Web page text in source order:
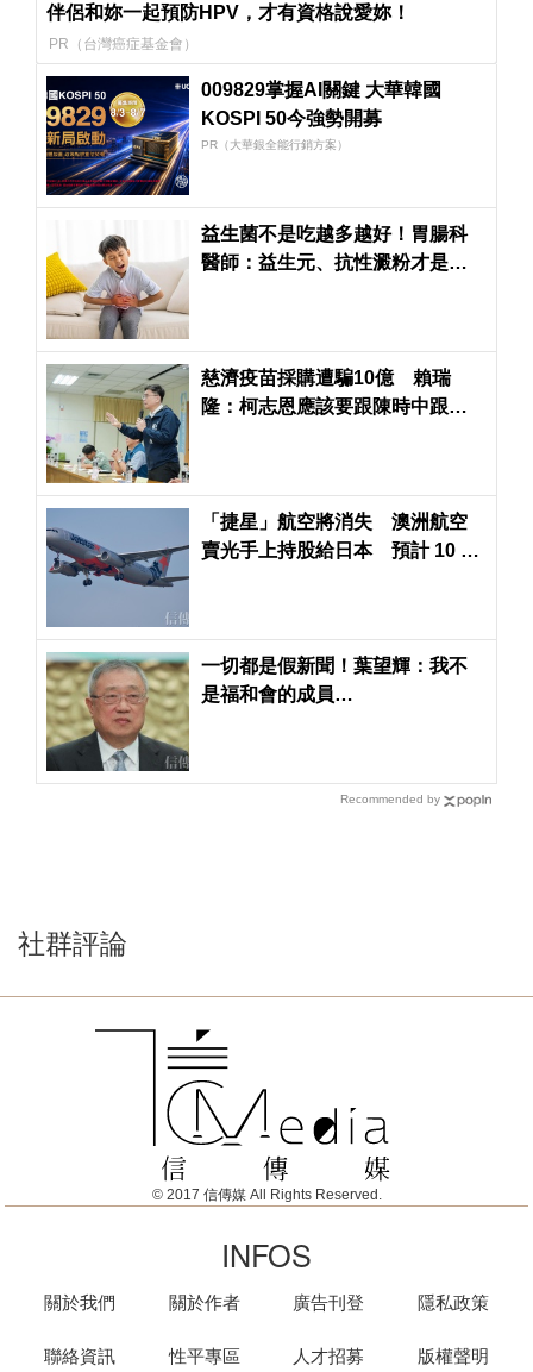
伴侶和妳一起預防HPV，才有資格說愛妳！
PR（台灣癌症基金會）
009829掌握AI關鍵 大華韓國
KOSPI 50今強勢開募
PR（大華銀全能行銷方案）
益生菌不是吃越多越好！胃腸科
醫師：益生元、抗性澱粉才是腸
慈濟疫苗採購遭騙10億 賴瑞
隆：柯志恩應該要跟陳時中跟民
「捷星」航空將消失 澳洲航空
賣光手上持股給日本 預計 10 月
一切都是假新聞！葉望輝：我不
是福和會的成員…
Recommended by
社群評論
© 2017 信傳媒 All Rights Reserved.
INFOS
關於我們
聯絡資訊
關於作者
性平專區
廣告刊登
人才招募
隱私政策
版權聲明